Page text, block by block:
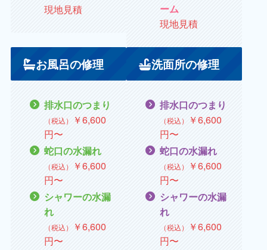
現地見積
ーム
現地見積
お風呂の修理
排水口のつまり
（税込）
￥6,600
円〜
蛇口の水漏れ
（税込） ￥6,600
円〜
シャワーの水漏
れ
（税込）
￥6,600
円〜
洗面所の修理
排水口のつまり
（税込）
￥6,600
円〜
蛇口の水漏れ
（税込） ￥6,600
円〜
シャワーの水漏
れ
（税込） ￥6,600
円〜